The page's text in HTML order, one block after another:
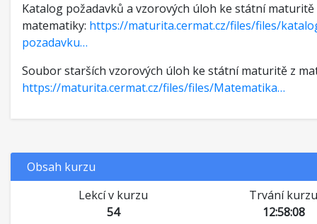
Katalog požadavků a vzorových úloh ke státní maturitě
matematiky: https://maturita.cermat.cz/files/files/
pozadavku…
Soubor starších vzorových úloh ke státní maturitě z
https://maturita.cermat.cz/files/files/Matematika…
Obsah kurzu
Lekcí v kurzu
54
Trvání kurzu
12:58:08